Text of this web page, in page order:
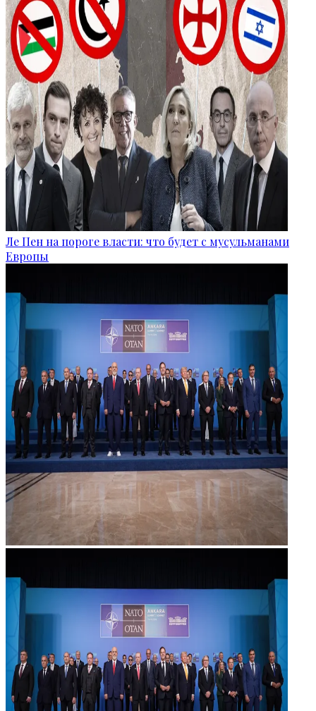
Ле Пен на пороге власти: что будет с мусульманами
Европы